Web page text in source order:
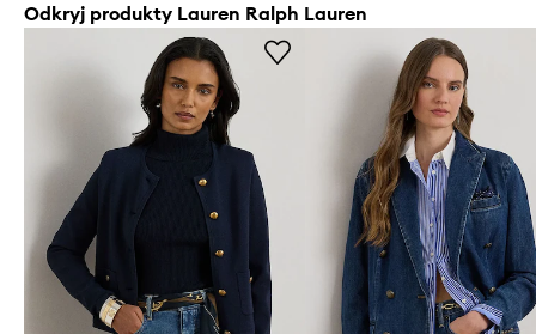
Odkryj produkty Lauren Ralph Lauren